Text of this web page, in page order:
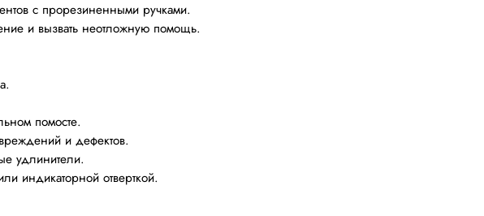
с прорезиненными ручками.
и вызвать неотложную помощь.
помосте.
и дефектов.
удлинители.
индикаторной отверткой.